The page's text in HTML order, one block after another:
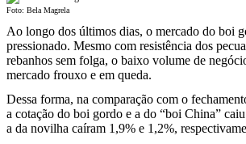
Foto: Bela Magrela
Ao longo dos últimos dias, o mercado do boi
pressionado. Mesmo com resistência dos
rebanhos sem folga, o baixo volume de
mercado frouxo e em queda.
Dessa forma, na comparação com o
a cotação do boi gordo e a do “boi China”
a da novilha caíram 1,9% e 1,2%,